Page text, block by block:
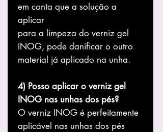
em conta que a solução a
aplicar
para a limpeza do verniz gel
INOG, pode danificar o outro
material já aplicado na unha.
4) Posso aplicar o verniz gel
INOG nas unhas dos pés?
O verniz INOG é perfeitamente
aplicável nas unhas dos pés